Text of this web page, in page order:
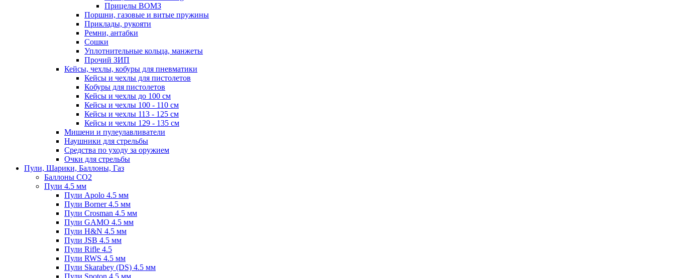
Прицелы ВОМЗ
Поршни, газовые и витые пружины
Приклады, рукояти
Ремни, антабки
Сошки
Уплотнительные кольца, манжеты
Прочий ЗИП
Кейсы, чехлы, кобуры для пневматики
Кейсы и чехлы для пистолетов
Кобуры для пистолетов
Кейсы и чехлы до 100 см
Кейсы и чехлы 100 - 110 см
Кейсы и чехлы 113 - 125 см
Кейсы и чехлы 129 - 135 см
Мишени и пулеулавливатели
Наушники для стрельбы
Средства по уходу за оружием
Очки для стрельбы
Пули, Шарики, Баллоны, Газ
Баллоны CO2
Пули 4.5 мм
Пули Apolo 4.5 мм
Пули Borner 4.5 мм
Пули Crosman 4.5 мм
Пули GAMO 4.5 мм
Пули H&N 4.5 мм
Пули JSB 4.5 мм
Пули Rifle 4.5
Пули RWS 4.5 мм
Пули Skarabey (DS) 4.5 мм
Пули Spoton 4.5 мм